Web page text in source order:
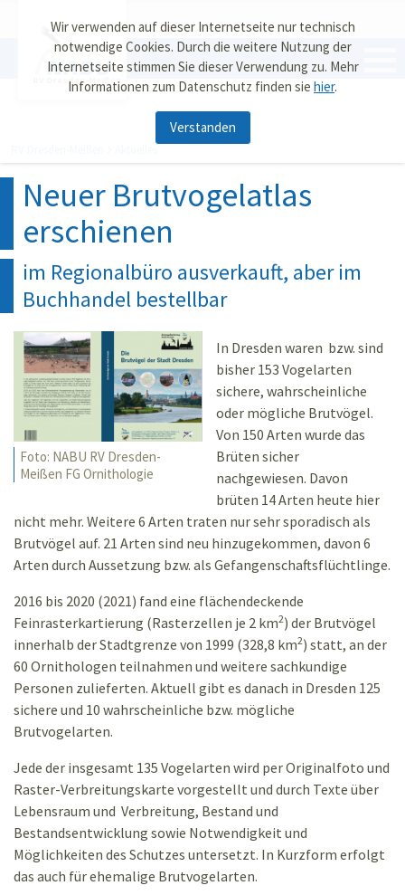
Wir verwenden auf dieser Internetseite nur technisch
notwendige Cookies. Durch die weitere Nutzung der
Internetseite stimmen Sie dieser Verwendung zu. Mehr
Informationen zum Datenschutz finden sie hier.
Verstanden
RV Dresden-Meißen
Aktuelles
Neuer Brutvogelatlas
erschienen
im Regionalbüro ausverkauft, aber im
Buchhandel bestellbar
Foto: NABU RV Dresden-
Meißen FG Ornithologie
In Dresden waren bzw. sind
bisher 153 Vogelarten
sichere, wahrscheinliche
oder mögliche Brutvögel.
Von 150 Arten wurde das
Brüten sicher
nachgewiesen. Davon
brüten 14 Arten heute hier
nicht mehr. Weitere 6 Arten traten nur sehr sporadisch als
Brutvögel auf. 21 Arten sind neu hinzugekommen, davon 6
Arten durch Aussetzung bzw. als Gefangenschaftsflüchtlinge.
2016 bis 2020 (2021) fand eine flächendeckende
Feinrasterkartierung (Rasterzellen je 2 km2) der Brutvögel
innerhalb der Stadtgrenze von 1999 (328,8 km2) statt, an der
60 Ornithologen teilnahmen und weitere sachkundige
Personen zulieferten. Aktuell gibt es danach in Dresden 125
sichere und 10 wahrscheinliche bzw. mögliche
Brutvogelarten.
Jede der insgesamt 135 Vogelarten wird per Originalfoto und
Raster-Verbreitungskarte vorgestellt und durch Texte über
Lebensraum und Verbreitung, Bestand und
Bestandsentwicklung sowie Notwendigkeit und
Möglichkeiten des Schutzes untersetzt. In Kurzform erfolgt
das auch für ehemalige Brutvogelarten.